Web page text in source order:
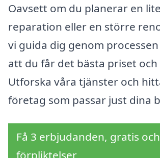
Oavsett om du planerar en
reparation eller en större
vi guida dig genom
att du får det bästa priset och
Utforska våra tjänster och
företag som passar just dina
Få 3 erbjudanden, gratis
förpliktelser